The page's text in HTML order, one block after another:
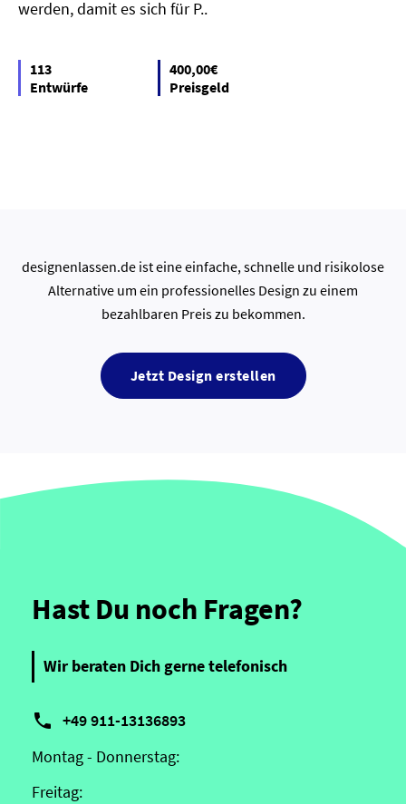
werden, damit es sich für P..
113
Entwürfe
400,00€
Preisgeld
designenlassen.de ist eine einfache, schnelle und risikolose
Alternative um ein professionelles Design zu einem
bezahlbaren Preis zu bekommen.
Jetzt Design erstellen
Hast Du noch Fragen?
Wir beraten Dich gerne telefonisch
 +49 911-13136893
Montag - Donnerstag:
Freitag: